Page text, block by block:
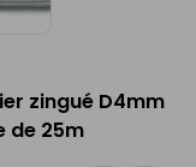
zingué D4mm
de 25m